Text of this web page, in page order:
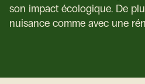
son impact écologique. De
nuisance comme avec une